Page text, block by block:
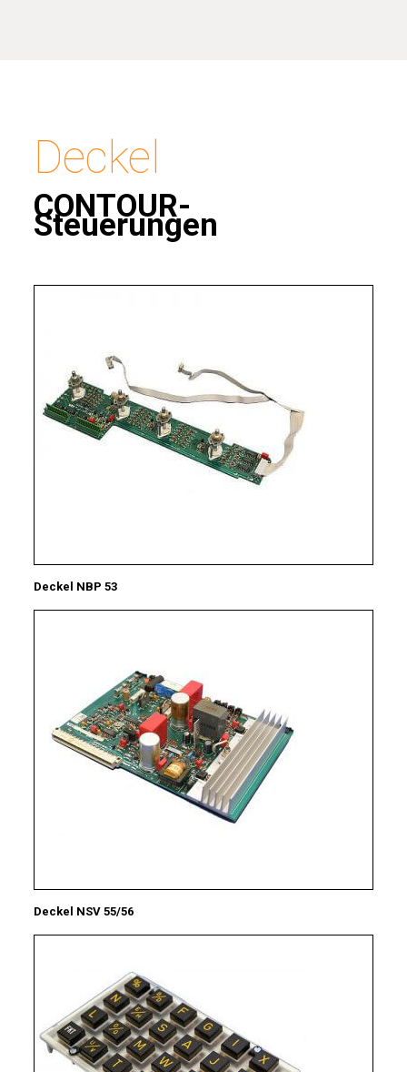
Deckel
CONTOUR-
Steuerungen
Deckel NBP 53
Deckel NSV 55/56